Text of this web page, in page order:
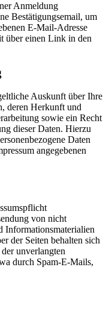
Anmeldung
Bestätigungsemail, um
E-Mail-Adresse
über einen Link in den
Auskunft über Ihre
deren Herkunft und
sowie ein Recht
dieser Daten. Hierzu
Daten
angegebenen
von nicht
Informationsmaterialien
der Seiten behalten sich
unverlangten
durch Spam-E-Mails,